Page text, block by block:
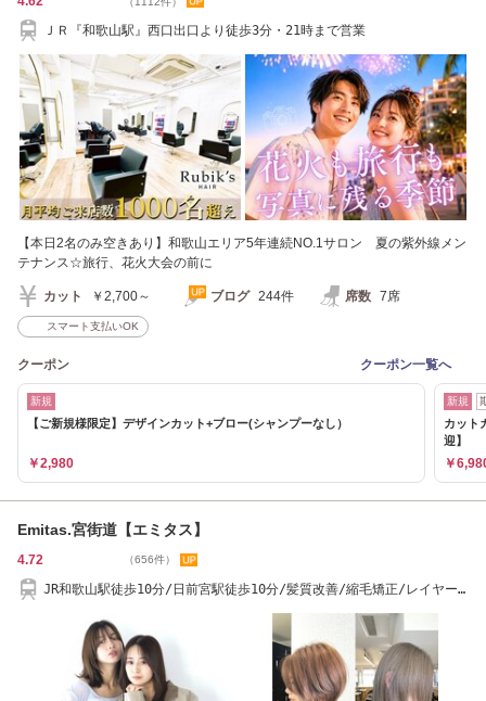
ＪＲ『和歌山駅』西口出口より徒歩3分・21時まで営業
【本日2名のみ空きあり】和歌山エリア5年連続NO.1サロン 夏の紫外線メン
テナンス☆旅行、花火大会の前に
カット ￥2,700～ ブログ 244件 席数 7席
スマート支払いOK
クーポン クーポン一覧へ
新規
【ご新規様限定】デザインカット+ブロー(シャンプーなし）
￥2,980
新規
カット
迎】
￥
Emitas.宮街道【エミタス】
4.72 （656件）
JR和歌山駅徒歩10分/日前宮駅徒歩10分/髪質改善/縮毛矯正/レイヤー